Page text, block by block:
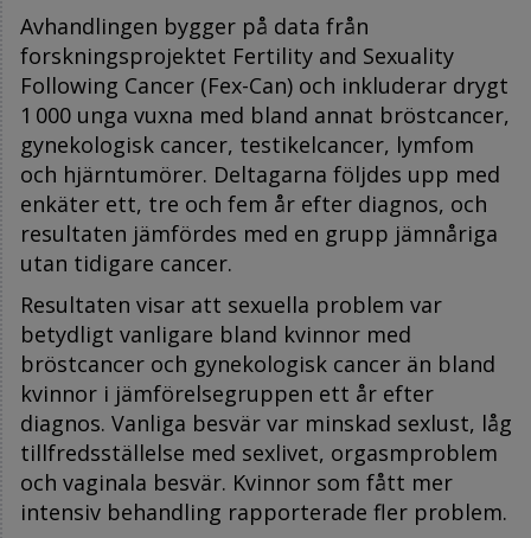
Avhandlingen bygger på data från
forskningsprojektet Fertility and Sexuality
Following Cancer (Fex-Can) och inkluderar drygt
1 000 unga vuxna med bland annat bröstcancer,
gynekologisk cancer, testikelcancer, lymfom
och hjärntumörer. Deltagarna följdes upp med
enkäter ett, tre och fem år efter diagnos, och
resultaten jämfördes med en grupp jämnåriga
utan tidigare cancer.
Resultaten visar att sexuella problem var
betydligt vanligare bland kvinnor med
bröstcancer och gynekologisk cancer än bland
kvinnor i jämförelsegruppen ett år efter
diagnos. Vanliga besvär var minskad sexlust, låg
tillfredsställelse med sexlivet, orgasmproblem
och vaginala besvär. Kvinnor som fått mer
intensiv behandling rapporterade fler problem.